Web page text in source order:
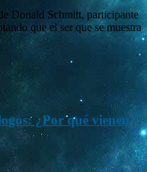
Donald Schmitt, participante
que el ser que se muestra
¿Por qué vienen